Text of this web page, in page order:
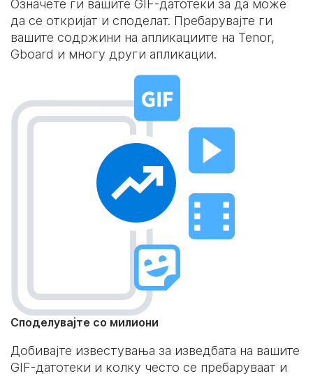
Означете ги вашите GIF-датотеки за да може
да се откријат и споделат. Пребарувајте ги
вашите содржини на апликациите на Tenor,
Gboard и многу други апликации.
Споделувајте со милиони
Добивајте известувања за изведбата на вашите
GIF-датотеки и колку често се пребаруваат и